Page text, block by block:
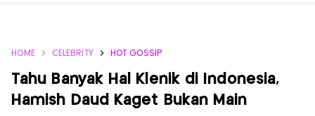
HOME CELEBRITY HOT GOSSIP
Tahu Banyak Hal Klenik di Indonesia,
Hamish Daud Kaget Bukan Main